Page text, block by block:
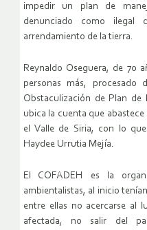
impedir un plan de
denunciado como ilegal
arrendamiento de la tierra.
Reynaldo Oseguera, de 70
personas más,
Obstaculización de Plan
ubica la cuenta que
el Valle de Siria, con lo
Haydee Urrutia Mejía.
El COFADEH es la
ambientalistas, al inicio
entre ellas no acercarse al
afectada, no salir del